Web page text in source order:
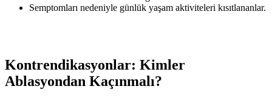
Semptomları nedeniyle günlük yaşam aktiviteleri kısıtlananlar.
Kontrendikasyonlar: Kimler
Ablasyondan Kaçınmalı?